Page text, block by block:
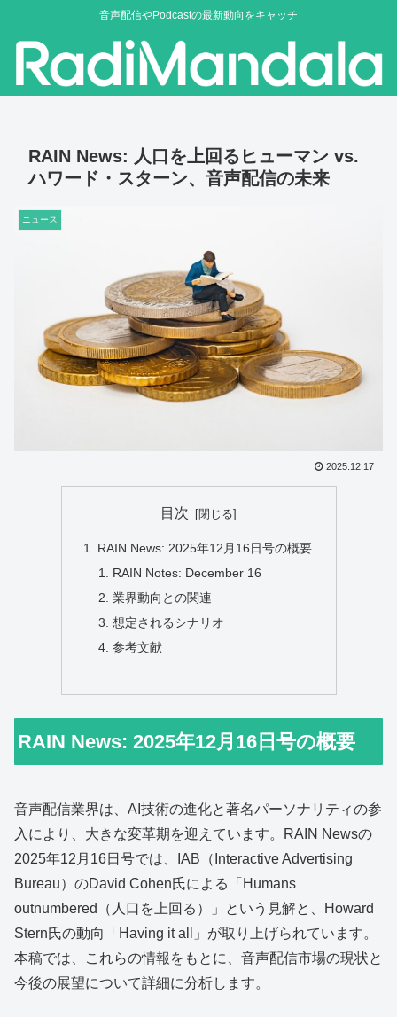
音声配信やPodcastの最新動向をキャッチ
RAIN News: 人口を上回るヒューマン vs.
ハワード・スターン、音声配信の未来
ニュース
2025.12.17
目次
RAIN News: 2025年12月16日号の概要
RAIN Notes: December 16
業界動向との関連
想定されるシナリオ
参考文献
RAIN News: 2025年12月16日号の概要
音声配信業界は、AI技術の進化と著名パーソナリティの参
入により、大きな変革期を迎えています。RAIN Newsの
2025年12月16日号では、IAB（Interactive Advertising
Bureau）のDavid Cohen氏による「Humans
outnumbered（人口を上回る）」という見解と、Howard
Stern氏の動向「Having it all」が取り上げられています。
本稿では、これらの情報をもとに、音声配信市場の現状と
今後の展望について詳細に分析します。